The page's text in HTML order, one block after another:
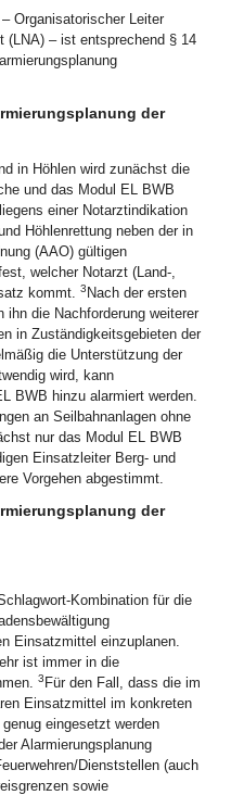
Organisatorischer Leiter
(LNA) – ist entsprechend § 14
der
in Höhlen wird zunächst die
und das Modul EL BWB
einer Notarztindikation
Höhlenrettung neben der in
(AAO) gültigen
welcher Notarzt (Land-,
kommt. 3 Nach der ersten
ihn die Nachforderung weiterer
in Zuständigkeitsgebieten der
die Unterstützung der
wird, kann
BWB hinzu alarmiert werden.
an Seilbahnanlagen ohne
nur das Modul EL BWB
Einsatzleiter Berg- und
Vorgehen abgestimmt.
der
Kombination für die
Einsatzmittel einzuplanen.
ist immer in die
3 Für den Fall, dass die im
Einsatzmittel im konkreten
eingesetzt werden
Alarmierungsplanung
Dienststellen (auch
sowie